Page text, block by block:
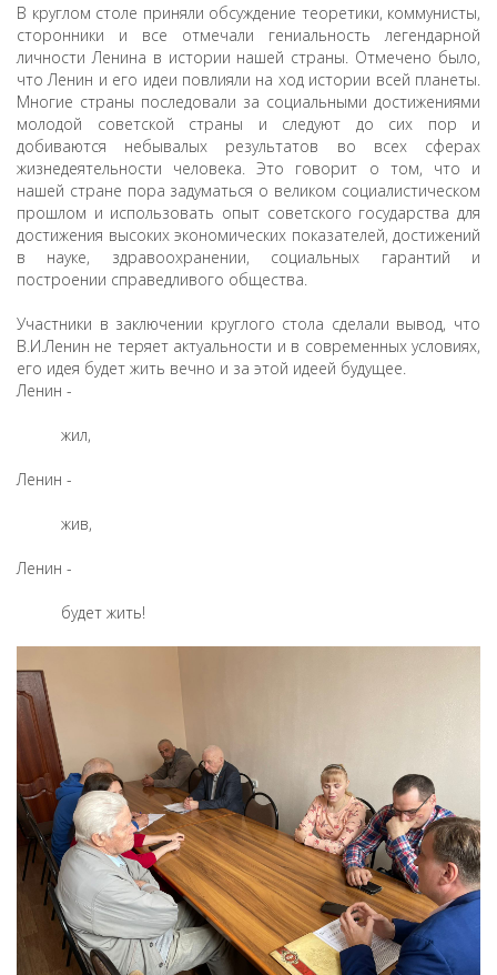
В круглом столе приняли обсуждение теоретики, коммунисты,
сторонники и все отмечали гениальность легендарной
личности Ленина в истории нашей страны. Отмечено было,
что Ленин и его идеи повлияли на ход истории всей планеты.
Многие страны последовали за социальными достижениями
молодой советской страны и следуют до сих пор и
добиваются небывалых результатов во всех сферах
жизнедеятельности человека. Это говорит о том, что и
нашей стране пора задуматься о великом социалистическом
прошлом и использовать опыт советского государства для
достижения высоких экономических показателей, достижений
в науке, здравоохранении, социальных гарантий и
построении справедливого общества.
Участники в заключении круглого стола сделали вывод, что
В.И.Ленин не теряет актуальности и в современных условиях,
его идея будет жить вечно и за этой идеей будущее.
Ленин -
жил,
Ленин -
жив,
Ленин -
будет жить!